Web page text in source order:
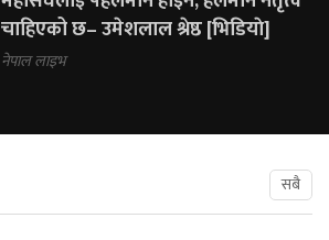
चाहिएको छ– उमेशलाल श्रेष्ठ [भिडियाे]
नेपाल लाइभ
सबै